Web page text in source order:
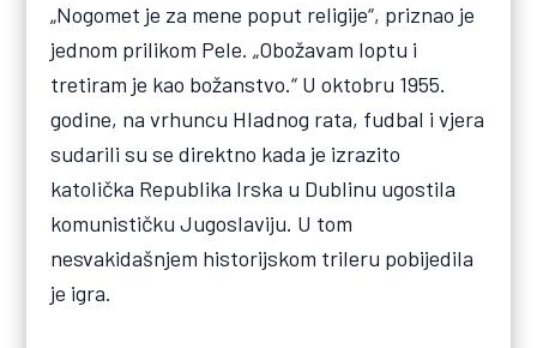
„Nogomet je za mene poput religije“, priznao je
jednom prilikom Pele. „Obožavam loptu i
tretiram je kao božanstvo.“ U oktobru 1955.
godine, na vrhuncu Hladnog rata, fudbal i vjera
sudarili su se direktno kada je izrazito
katolička Republika Irska u Dublinu ugostila
komunističku Jugoslaviju. U tom
nesvakidašnjem historijskom trileru pobijedila
je igra.